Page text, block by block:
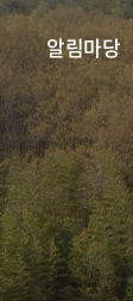
영/윤리경영
사업 문
금당야행
안내
알림마당
채용/입찰
포토갤